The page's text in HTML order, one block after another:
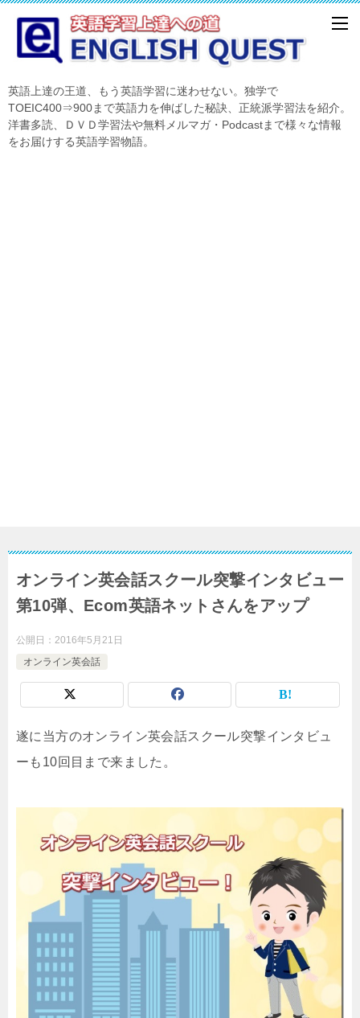
英語上達の王道、もう英語学習に迷わせない。独学で
TOEIC400⇒900まで英語力を伸ばした秘訣、正統派学習法を紹介。
洋書多読、ＤＶＤ学習法や無料メルマガ・Podcastまで様々な情報
をお届けする英語学習物語。
オンライン英会話スクール突撃インタビュー
第10弾、Ecom英語ネットさんをアップ
公開日： 2016年5月21日
オンライン英会話
遂に当方のオンライン英会話スクール突撃インタビュ
ーも10回目まで来ました。